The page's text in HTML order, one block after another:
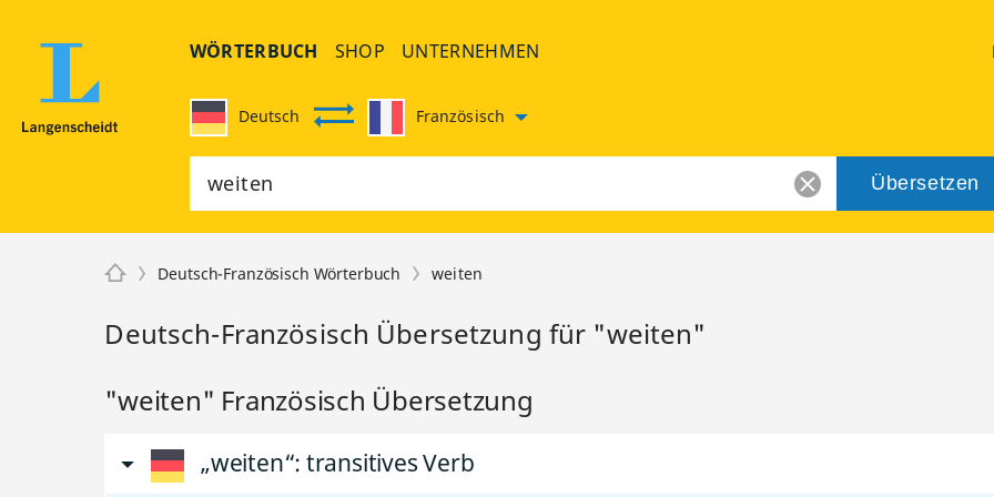
WÖRTERBUCH SHOP UNTERNEHMEN
Deutsch Französisch
Übersetzen
Deutsch-Französisch Wörterbuch weiten
Deutsch-Französisch Übersetzung für "weiten"
"weiten" Französisch Übersetzung
„weiten“: transitives Verb